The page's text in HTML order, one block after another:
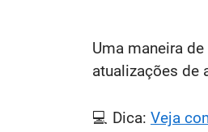
Uma maneira
atualizações de
💻 Dica: Veja